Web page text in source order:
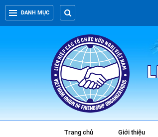
DANH MỤC
Trang chủ Giới thiệu